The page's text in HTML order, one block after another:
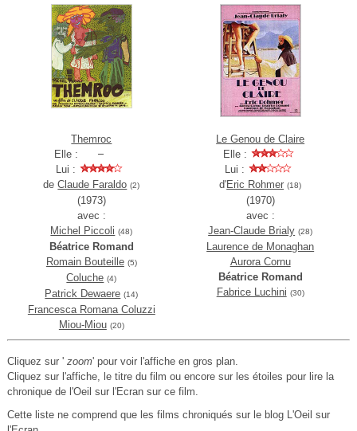
Themroc
Elle :
Lui :
deClaude Faraldo (2)
(1973)
avec :
Michel Piccoli (48)
Béatrice Romand
Romain Bouteille (5)
Coluche (4)
Patrick Dewaere (14)
Francesca Romana Coluzzi
Miou-Miou (20)
Le Genou de Claire
Elle :
Lui :
d'Eric Rohmer (18)
(1970)
avec :
Jean-Claude Brialy (28)
Laurence de Monaghan
Aurora Cornu
Béatrice Romand
Fabrice Luchini (30)
Cliquez sur ' zoom' pour voir l'affiche en gros plan.
Cliquez sur l'affiche, le titre du film ou encore sur les étoiles pour lire la
chronique de l'Oeil sur l'Ecran sur ce film.
Cette liste ne comprend que les films chroniqués sur le blog L'Oeil sur